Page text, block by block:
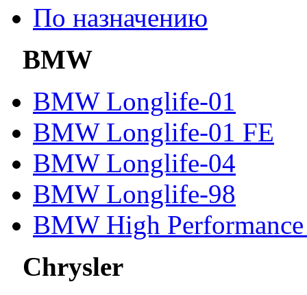
По назначению
BMW
BMW Longlife-01
BMW Longlife-01 FE
BMW Longlife-04
BMW Longlife-98
BMW High
Chrysler